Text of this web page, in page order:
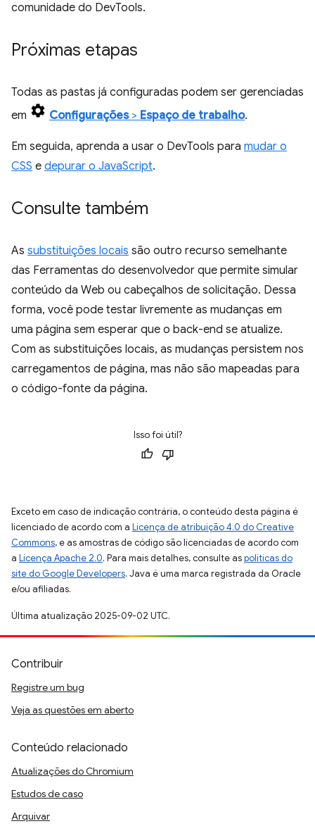
comunidade do DevTools.
Próximas etapas
Todas as pastas já configuradas podem ser gerenciadas
em
Configurações> Espaço de trabalho.
Em seguida, aprenda a usar o DevTools para mudar o
CSS e depurar o JavaScript.
Consulte também
As substituições locais são outro recurso semelhante
das Ferramentas do desenvolvedor que permite simular
conteúdo da Web ou cabeçalhos de solicitação. Dessa
forma, você pode testar livremente as mudanças em
uma página sem esperar que o back-end se atualize.
Com as substituições locais, as mudanças persistem nos
carregamentos de página, mas não são mapeadas para
o código-fonte da página.
Isso foi útil?
Exceto em caso de indicação contrária, o conteúdo desta página é
licenciado de acordo com a Licença de atribuição 4.0 do Creative
Commons, e as amostras de código são licenciadas de acordo com
a Licença Apache 2.0. Para mais detalhes, consulte aspolíticas do
site do Google Developers. Java é uma marca registrada da Oracle
e/ou afiliadas.
Última atualização 2025-09-02 UTC.
Contribuir
Registre um bug
Veja as questões em aberto
Conteúdo relacionado
Atualizações do Chromium
Estudos de caso
Arquivar